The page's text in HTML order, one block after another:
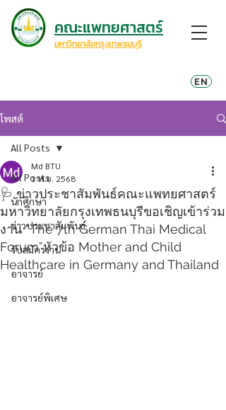
มหาวิทยาลัยกรุงเทพธนบุรี
EN
คณะแพทยศาสตร์
โพสต์
All Posts
นักศึกษา
ข่าวประชาสัมพันธ์
รับสมัครงาน
อาจารย์
อาจารย์พิเศษ
All Posts
🩺 ข่าวประชาสัมพันธ์คณะแพทยศาสตร์
มหาวิทยาลัยกรุงเทพธนบุรีขอเชิญเข้าร่วม
งาน “The 7th German Thai Medical
Forum”หัวข้อ Mother and Child
Healthcare in Germany and Thailand
Md BTU
1 พ.ย. 2568